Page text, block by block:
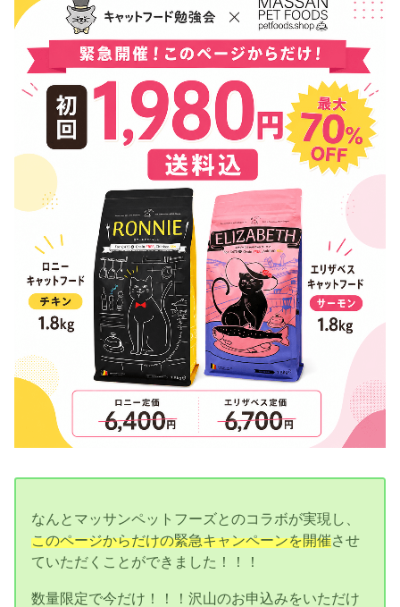
なんとマッサンペットフーズとのコラボが実現し、
このページからだけの緊急キャンペーンを開催させ
ていただくことができました！！！
数量限定で今だけ！！！沢山のお申込みをいただけ